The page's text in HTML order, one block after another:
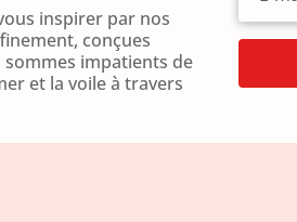
inspirer par nos
conçues
impatients de
et la voile à travers